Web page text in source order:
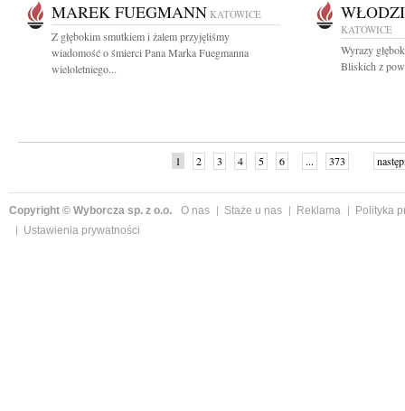
MAREK FUEGMANN KATOWICE
Z głębokim smutkiem i żalem przyjęliśmy
wiadomość o śmierci Pana Marka Fuegmanna
wieloletniego...
KATOWICE
Wyrazy
Bliskich z
1 2 3 4 5 6 ... 373
Copyright © Wyborcza sp. z o.o. O nas Staże u nas Reklama
Polityka
Ustawienia prywatności